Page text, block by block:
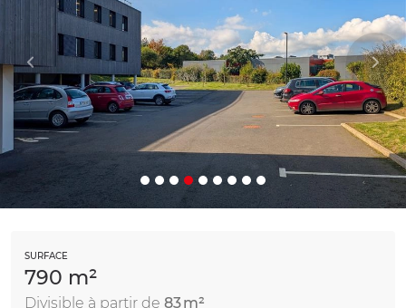
SURFACE
790 m²
Divisible à partir de 83 m²